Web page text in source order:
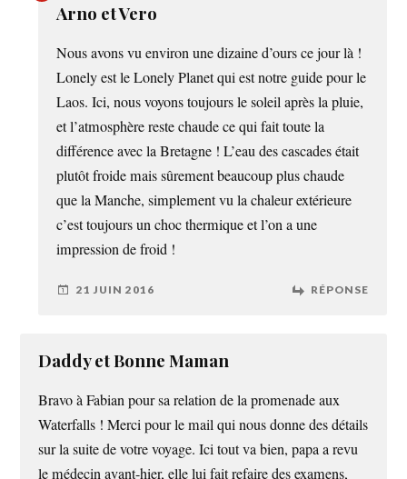
Arno et Vero
Nous avons vu environ une dizaine d’ours ce jour là !
Lonely est le Lonely Planet qui est notre guide pour le
Laos. Ici, nous voyons toujours le soleil après la pluie,
et l’atmosphère reste chaude ce qui fait toute la
différence avec la Bretagne ! L’eau des cascades était
plutôt froide mais sûrement beaucoup plus chaude
que la Manche, simplement vu la chaleur extérieure
c’est toujours un choc thermique et l’on a une
impression de froid !
21 JUIN 2016 RÉPONSE
Daddy et Bonne Maman
Bravo à Fabian pour sa relation de la promenade aux
Waterfalls ! Merci pour le mail qui nous donne des détails
sur la suite de votre voyage. Ici tout va bien, papa a revu
le médecin avant-hier, elle lui fait refaire des examens,